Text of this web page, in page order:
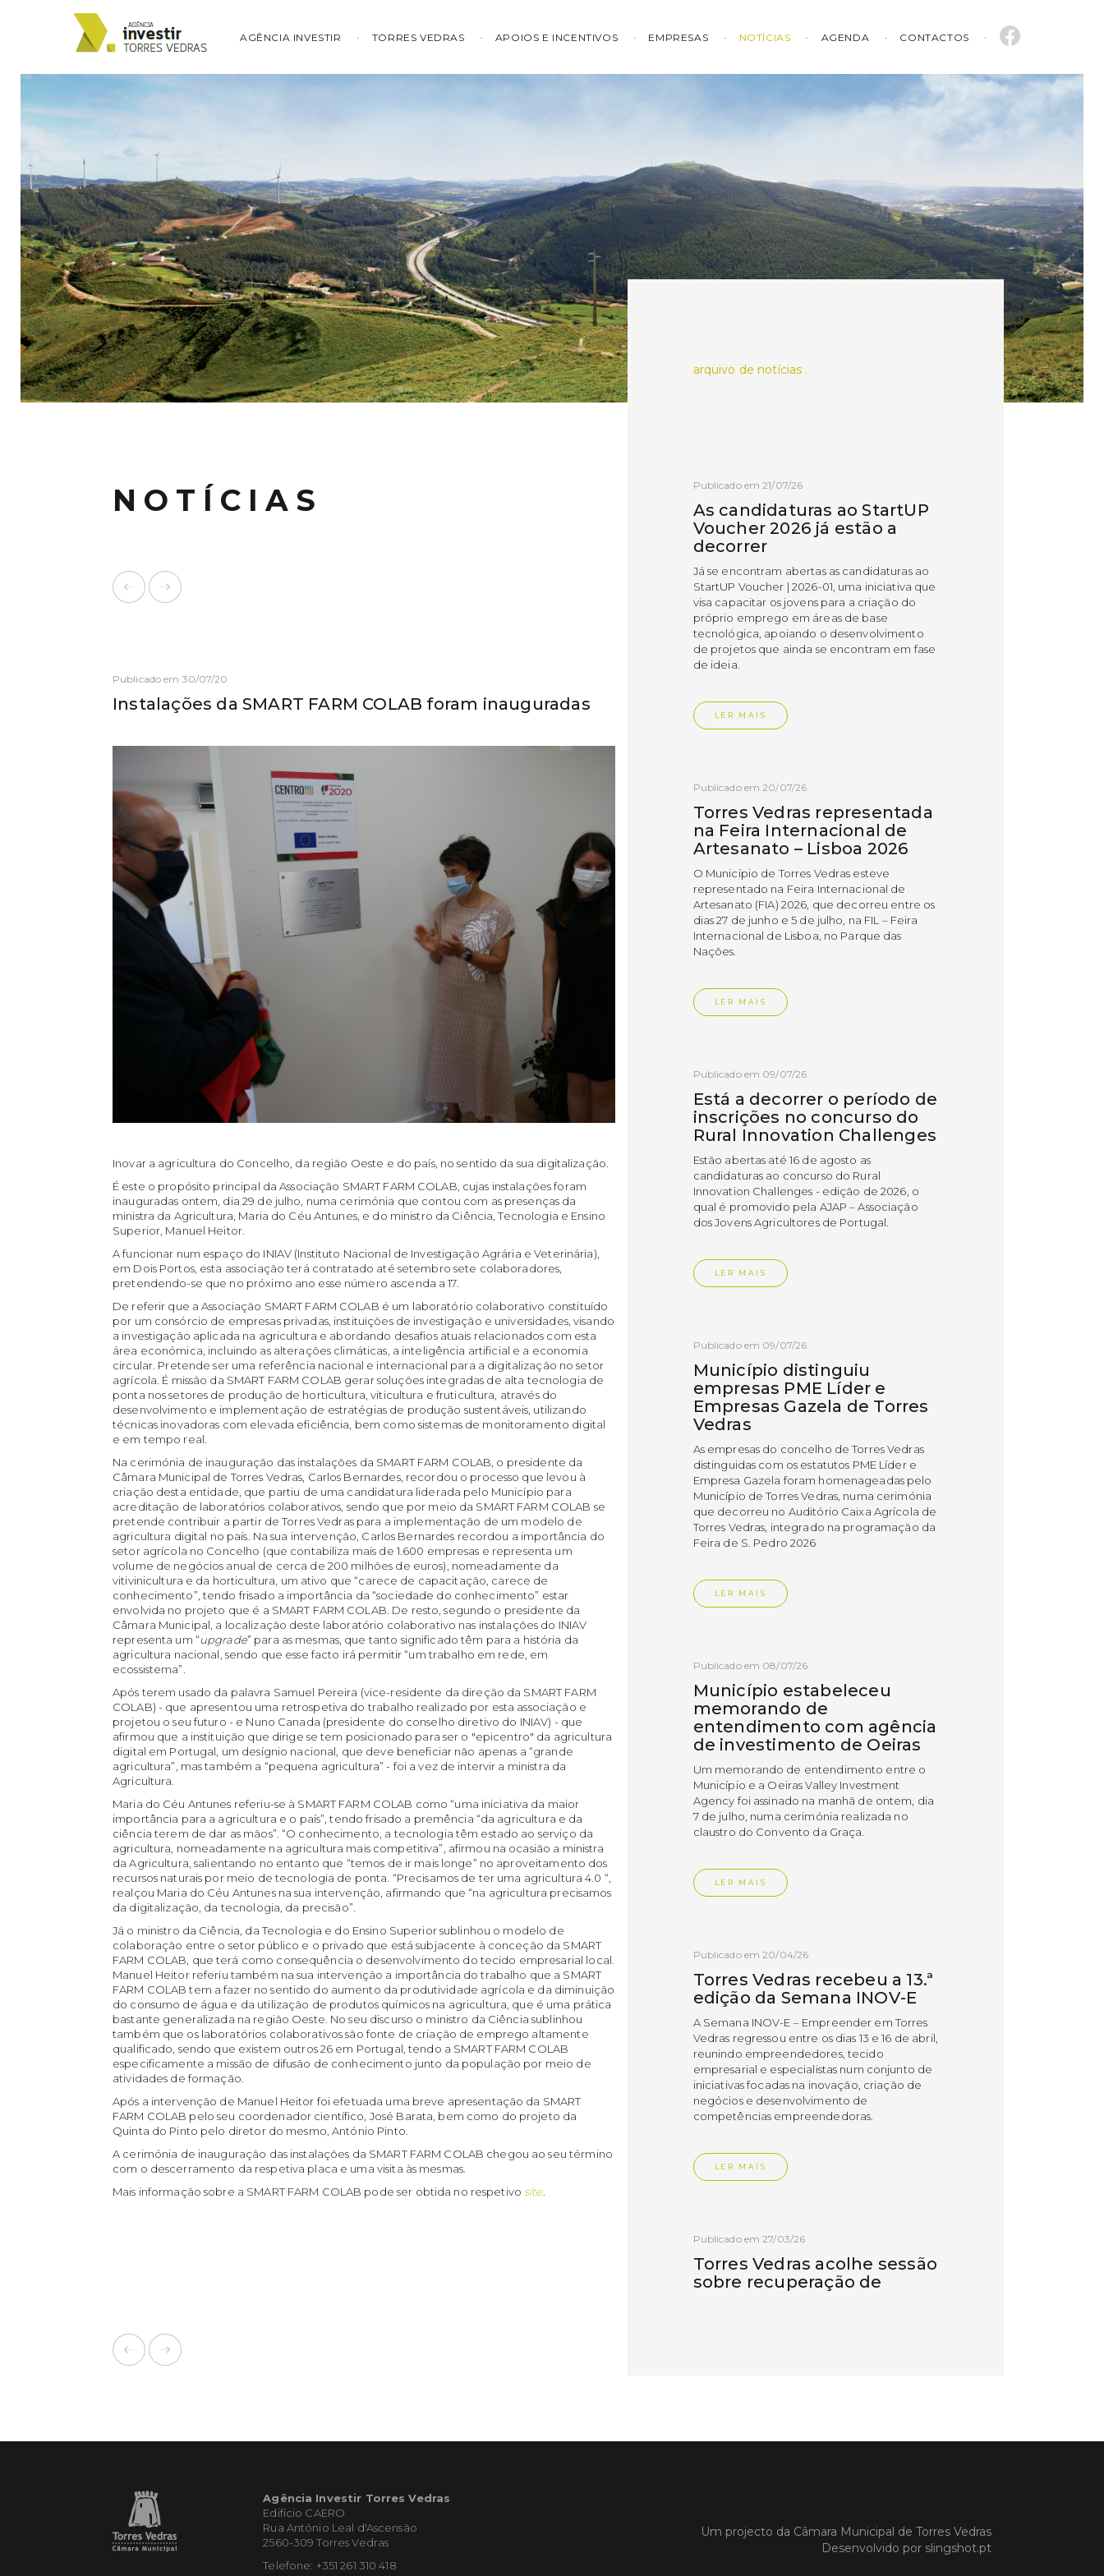
AGÊNCIA INVESTIR TORRES VEDRAS APOIOS E INCENTIVOS EMPRESAS NOTÍCIAS AGENDA CONTACTOS
NOTÍCIAS
Publicado em 30/07/20
Instalações da SMART FARM COLAB foram inauguradas
Inovar a agricultura do Concelho, da região Oeste e do país, no sentido da sua digitalização.
É este o propósito principal da Associação SMART FARM COLAB, cujas instalações foram
inauguradas ontem, dia 29 de julho, numa cerimónia que contou com as presenças da
ministra da Agricultura, Maria do Céu Antunes, e do ministro da Ciência, Tecnologia e Ensino
Superior, Manuel Heitor.
A funcionar num espaço do INIAV (Instituto Nacional de Investigação Agrária e Veterinária),
em Dois Portos, esta associação terá contratado até setembro sete colaboradores,
pretendendo-se que no próximo ano esse número ascenda a 17.
De referir que a Associação SMART FARM COLAB é um laboratório colaborativo constituído
por um consórcio de empresas privadas, instituições de investigação e universidades, visando
a investigação aplicada na agricultura e abordando desafios atuais relacionados com esta
área económica, incluindo as alterações climáticas, a inteligência artificial e a economia
circular. Pretende ser uma referência nacional e internacional para a digitalização no setor
agrícola. É missão da SMART FARM COLAB gerar soluções integradas de alta tecnologia de
ponta nos setores de produção de horticultura, viticultura e fruticultura, através do
desenvolvimento e implementação de estratégias de produção sustentáveis, utilizando
técnicas inovadoras com elevada eficiência, bem como sistemas de monitoramento digital
e em tempo real.
Na cerimónia de inauguração das instalações da SMART FARM COLAB, o presidente da
Câmara Municipal de Torres Vedras, Carlos Bernardes, recordou o processo que levou à
criação desta entidade, que partiu de uma candidatura liderada pelo Município para
acreditação de laboratórios colaborativos, sendo que por meio da SMART FARM COLAB se
pretende contribuir a partir de Torres Vedras para a implementação de um modelo de
agricultura digital no país. Na sua intervenção, Carlos Bernardes recordou a importância do
setor agrícola no Concelho (que contabiliza mais de 1.600 empresas e representa um
volume de negócios anual de cerca de 200 milhões de euros), nomeadamente da
vitivinicultura e da horticultura, um ativo que “carece de capacitação, carece de
conhecimento”, tendo frisado a importância da “sociedade do conhecimento” estar
envolvida no projeto que é a SMART FARM COLAB. De resto, segundo o presidente da
Câmara Municipal, a localização deste laboratório colaborativo nas instalações do INIAV
representa um “upgrade” para as mesmas, que tanto significado têm para a história da
agricultura nacional, sendo que esse facto irá permitir “um trabalho em rede, em
ecossistema”.
Após terem usado da palavra Samuel Pereira (vice-residente da direção da SMART FARM
COLAB) - que apresentou uma retrospetiva do trabalho realizado por esta associação e
projetou o seu futuro - e Nuno Canada (presidente do conselho diretivo do INIAV) - que
afirmou que a instituição que dirige se tem posicionado para ser o "epicentro" da agricultura
digital em Portugal, um desígnio nacional, que deve beneficiar não apenas a “grande
agricultura”, mas também a “pequena agricultura” - foi a vez de intervir a ministra da
Agricultura.
Maria do Céu Antunes referiu-se à SMART FARM COLAB como “uma iniciativa da maior
importância para a agricultura e o país”, tendo frisado a premência “da agricultura e da
ciência terem de dar as mãos”. “O conhecimento, a tecnologia têm estado ao serviço da
agricultura, nomeadamente na agricultura mais competitiva”, afirmou na ocasião a ministra
da Agricultura, salientando no entanto que “temos de ir mais longe” no aproveitamento dos
recursos naturais por meio de tecnologia de ponta. “Precisamos de ter uma agricultura 4.0 “,
realçou Maria do Céu Antunes na sua intervenção, afirmando que “na agricultura precisamos
da digitalização, da tecnologia, da precisão”.
Já o ministro da Ciência, da Tecnologia e do Ensino Superior sublinhou o modelo de
colaboração entre o setor público e o privado que está subjacente à conceção da SMART
FARM COLAB, que terá como consequência o desenvolvimento do tecido empresarial local.
Manuel Heitor referiu também na sua intervenção a importância do trabalho que a SMART
FARM COLAB tem a fazer no sentido do aumento da produtividade agrícola e da diminuição
do consumo de água e da utilização de produtos químicos na agricultura, que é uma prática
bastante generalizada na região Oeste. No seu discurso o ministro da Ciência sublinhou
também que os laboratórios colaborativos são fonte de criação de emprego altamente
qualificado, sendo que existem outros 26 em Portugal, tendo a SMART FARM COLAB
especificamente a missão de difusão de conhecimento junto da população por meio de
atividades de formação.
Após a intervenção de Manuel Heitor foi efetuada uma breve apresentação da SMART
FARM COLAB pelo seu coordenador científico, José Barata, bem como do projeto da
Quinta do Pinto pelo diretor do mesmo, António Pinto.
A cerimónia de inauguração das instalações da SMART FARM COLAB chegou ao seu término
com o descerramento da respetiva placa e uma visita às mesmas.
Mais informação sobre a SMART FARM COLAB pode ser obtida no respetivosite.
arquivo de notícias .
Publicado em 21/07/26
As candidaturas ao StartUP
Voucher 2026 já estão a
decorrer
Já se encontram abertas as candidaturas ao
StartUP Voucher | 2026-01, uma iniciativa que
visa capacitar os jovens para a criação do
próprio emprego em áreas de base
tecnológica, apoiando o desenvolvimento
de projetos que ainda se encontram em fase
de ideia.
LER MAIS
Publicado em 20/07/26
Torres Vedras representada
na Feira Internacional de
Artesanato – Lisboa 2026
O Município de Torres Vedras esteve
representado na Feira Internacional de
Artesanato (FIA) 2026, que decorreu entre os
dias 27 de junho e 5 de julho, na FIL – Feira
Internacional de Lisboa, no Parque das
Nações.
LER MAIS
Publicado em 09/07/26
Está a decorrer o período de
inscrições no concurso do
Rural Innovation Challenges
Estão abertas até 16 de agosto as
candidaturas ao concurso do Rural
Innovation Challenges - edição de 2026, o
qual é promovido pela AJAP – Associação
dos Jovens Agricultores de Portugal.
LER MAIS
Publicado em 09/07/26
Município distinguiu
empresas PME Líder e
Empresas Gazela de Torres
Vedras
As empresas do concelho de Torres Vedras
distinguidas com os estatutos PME Líder e
Empresa Gazela foram homenageadas pelo
Município de Torres Vedras, numa cerimónia
que decorreu no Auditório Caixa Agrícola de
Torres Vedras, integrado na programação da
Feira de S. Pedro 2026
LER MAIS
Publicado em 08/07/26
Município estabeleceu
memorando de
entendimento com agência
de investimento de Oeiras
Um memorando de entendimento entre o
Município e a Oeiras Valley Investment
Agency foi assinado na manhã de ontem, dia
7 de julho, numa cerimónia realizada no
claustro do Convento da Graça.
LER MAIS
Publicado em 20/04/26
Torres Vedras recebeu a 13.ª
edição da Semana INOV-E
A Semana INOV-E – Empreender em Torres
Vedras regressou entre os dias 13 e 16 de abril,
reunindo empreendedores, tecido
empresarial e especialistas num conjunto de
iniciativas focadas na inovação, criação de
negócios e desenvolvimento de
competências empreendedoras.
LER MAIS
Publicado em 27/03/26
Torres Vedras acolhe sessão
sobre recuperação de
Agência Investir Torres Vedras
Edifício CAERO
Rua António Leal d'Ascensão
2560-309 Torres Vedras
Telefone: +351 261 310 418
Um projecto da Câmara Municipal de Torres Vedras
Desenvolvido por slingshot.pt